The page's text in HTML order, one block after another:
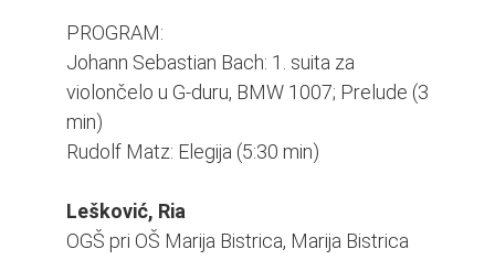
PROGRAM:
Johann Sebastian Bach: 1. suita za
violončelo u G-duru, BMW 1007; Prelude (3
min)
Rudolf Matz: Elegija (5:30 min)
Lešković, Ria
OGŠ pri OŠ Marija Bistrica, Marija Bistrica